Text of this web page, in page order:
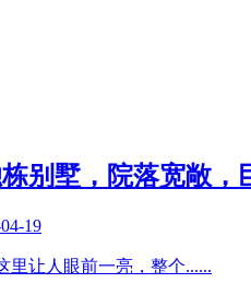
别墅，院落宽敞，
19
里让人眼前一亮，整个......